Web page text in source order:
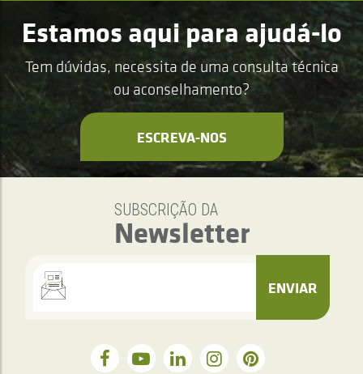
Estamos aqui para ajudá-lo
Tem dúvidas, necessita de uma consulta técnica
ou aconselhamento?
ESCREVA-NOS
SUBSCRIÇÃO DA
Newsletter
ENVIAR